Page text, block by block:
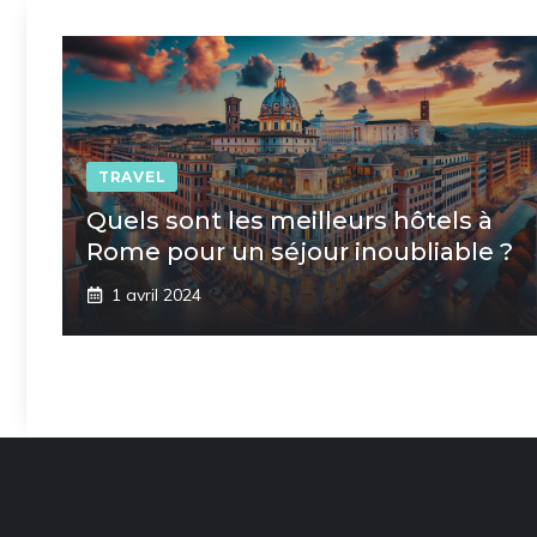
TRAVEL
Quels sont les meilleurs hôtels à
Rome pour un séjour inoubliable ?
1 avril 2024